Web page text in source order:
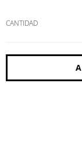
CANTIDAD